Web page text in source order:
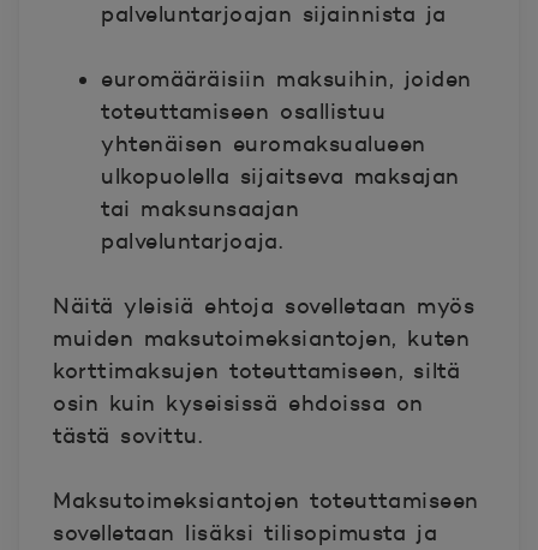
palveluntarjoajan sijainnista ja
euromääräisiin maksuihin, joiden
toteuttamiseen osallistuu
yhtenäisen euromaksualueen
ulkopuolella sijaitseva maksajan
tai maksunsaajan
palveluntarjoaja.
Näitä yleisiä ehtoja sovelletaan myös
muiden maksutoimeksiantojen, kuten
korttimaksujen toteuttamiseen, siltä
osin kuin kyseisissä ehdoissa on
tästä sovittu.
Maksutoimeksiantojen toteuttamiseen
sovelletaan lisäksi tilisopimusta ja